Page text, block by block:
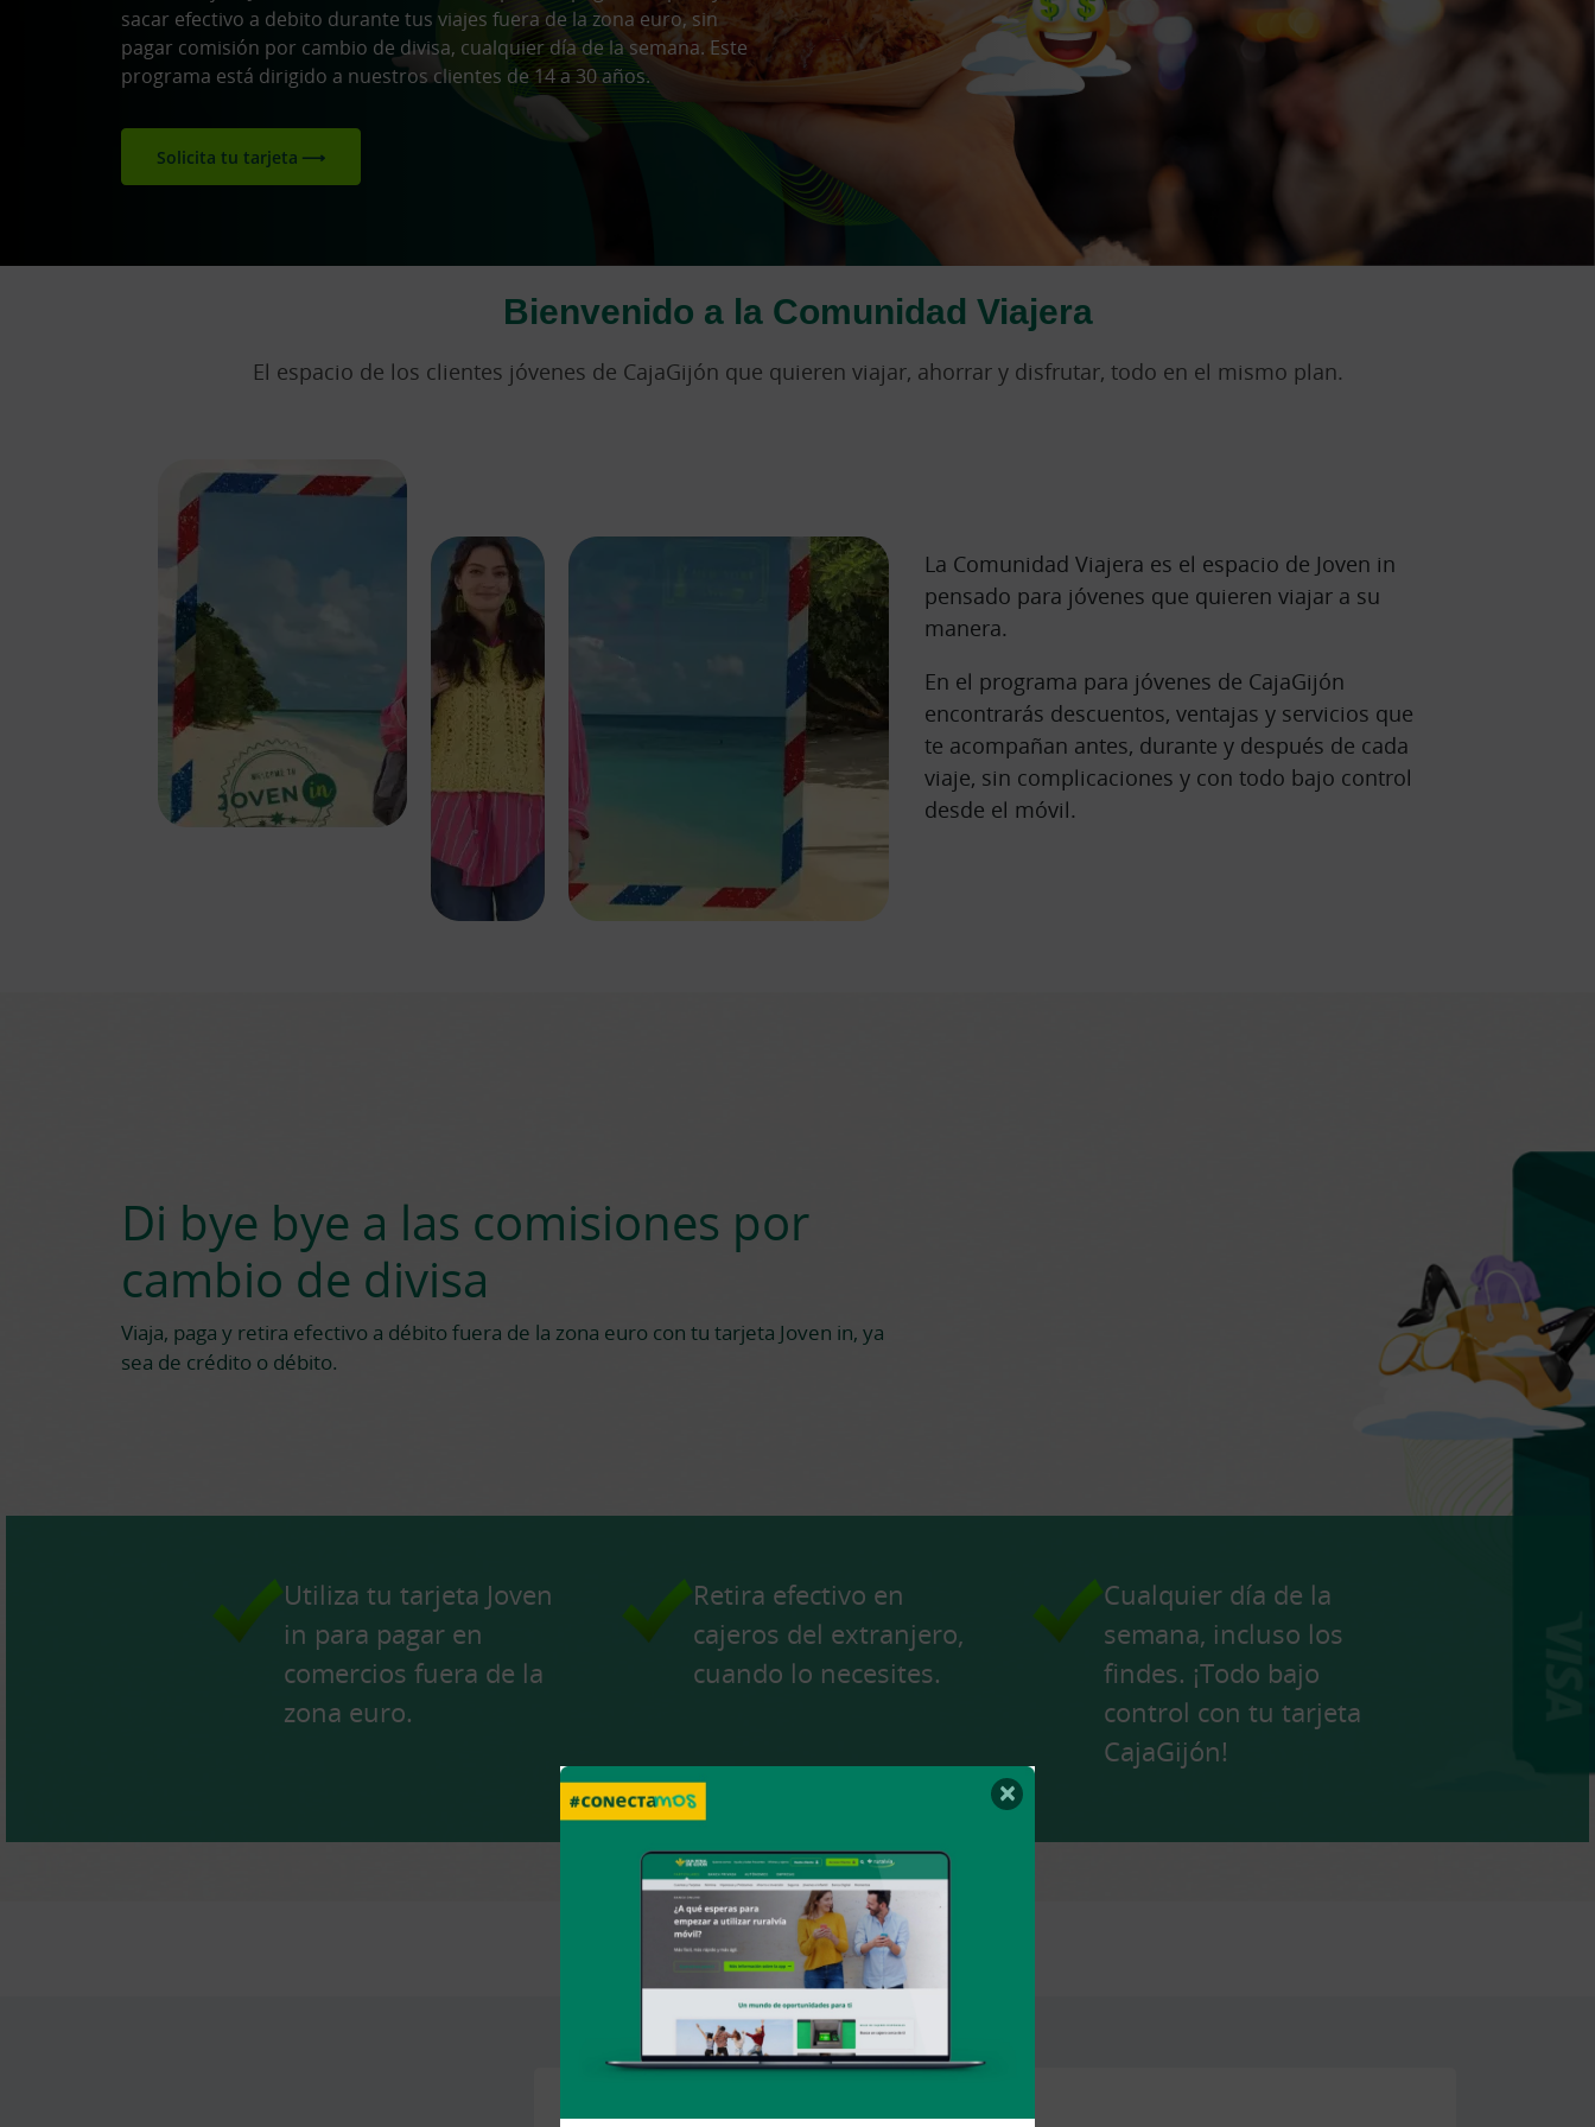
sacar efectivo a debito durante tus viajes fuera de la zona euro, sin
pagar comisión por cambio de divisa, cualquier día de la semana. Este
programa está dirigido a nuestros clientes de 14 a 30 años.
Solicita tu tarjeta
Bienvenido a la Comunidad Viajera
El espacio de los clientes jóvenes de CajaGijón que quieren viajar, ahorrar y disfrutar, todo en el mismo plan.
La Comunidad Viajera es el espacio de Joven in
pensado para jóvenes que quieren viajar a su
manera.
En el programa para jóvenes de CajaGijón
encontrarás descuentos, ventajas y servicios que
te acompañan antes, durante y después de cada
viaje, sin complicaciones y con todo bajo control
desde el móvil.
Di bye bye a las comisiones por
cambio de divisa
Viaja, paga y retira efectivo a débito fuera de la zona euro con tu tarjeta Joven in, ya
sea de crédito o débito.
Utiliza tu tarjeta Joven
in para pagar en
comercios fuera de la
zona euro.
Retira efectivo en
cajeros del extranjero,
cuando lo necesites.
Cualquier día de la
semana, incluso los
findes. ¡Todo bajo
control con tu tarjeta
CajaGijón!
Viajar con mi tarjeta
×